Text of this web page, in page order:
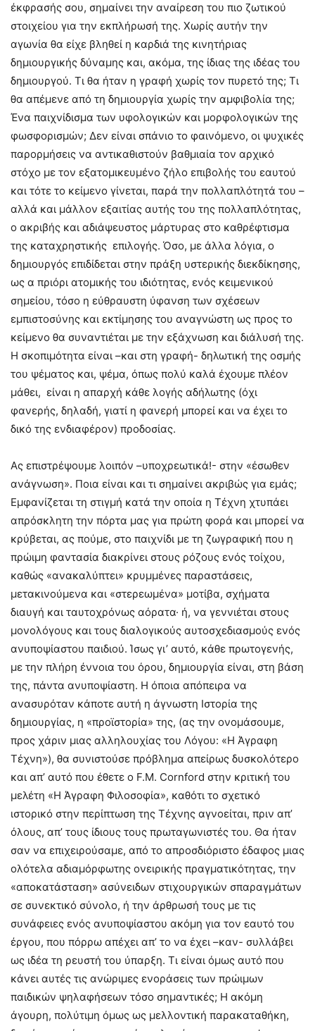
έκφρασής σου, σημαίνει την αναίρεση του πιο ζωτικού
στοιχείου για την εκπλήρωσή της. Χωρίς αυτήν την
αγωνία θα είχε βληθεί η καρδιά της κινητήριας
δημιουργικής δύναμης και, ακόμα, της ίδιας της ιδέας του
δημιουργού. Τι θα ήταν η γραφή χωρίς τον πυρετό της; Τι
θα απέμενε από τη δημιουργία χωρίς την αμφιβολία της;
Ένα παιχνίδισμα των υφολογικών και μορφολογικών της
φωσφορισμών; Δεν είναι σπάνιο το φαινόμενο, οι ψυχικές
παρορμήσεις να αντικαθιστούν βαθμιαία τον αρχικό
στόχο με τον εξατομικευμένο ζήλο επιβολής του εαυτού
και τότε το κείμενο γίνεται, παρά την πολλαπλότητά του –
αλλά και μάλλον εξαιτίας αυτής του της πολλαπλότητας,
ο ακριβής και αδιάψευστος μάρτυρας στο καθρέφτισμα
της καταχρηστικής επιλογής. Όσο, με άλλα λόγια, ο
δημιουργός επιδίδεται στην πράξη υστερικής διεκδίκησης,
ως α πριόρι ατομικής του ιδιότητας, ενός κειμενικού
σημείου, τόσο η εύθραυστη ύφανση των σχέσεων
εμπιστοσύνης και εκτίμησης του αναγνώστη ως προς το
κείμενο θα συναντιέται με την εξάχνωση και διάλυσή της.
Η σκοπιμότητα είναι –και στη γραφή- δηλωτική της οσμής
του ψέματος και, ψέμα, όπως πολύ καλά έχουμε πλέον
μάθει, είναι η απαρχή κάθε λογής αδήλωτης (όχι
φανερής, δηλαδή, γιατί η φανερή μπορεί και να έχει το
δικό της ενδιαφέρον) προδοσίας.
Ας επιστρέψουμε λοιπόν –υποχρεωτικά!- στην «έσωθεν
ανάγνωση». Ποια είναι και τι σημαίνει ακριβώς για εμάς;
Εμφανίζεται τη στιγμή κατά την οποία η Τέχνη χτυπάει
απρόσκλητη την πόρτα μας για πρώτη φορά και μπορεί να
κρύβεται, ας πούμε, στο παιχνίδι με τη ζωγραφική που η
πρώιμη φαντασία διακρίνει στους ρόζους ενός τοίχου,
καθώς «ανακαλύπτει» κρυμμένες παραστάσεις,
μετακινούμενα και «στερεωμένα» μοτίβα, σχήματα
διαυγή και ταυτοχρόνως αόρατα· ή, να γεννιέται στους
μονολόγους και τους διαλογικούς αυτοσχεδιασμούς ενός
ανυποψίαστου παιδιού. Ίσως γι’ αυτό, κάθε πρωτογενής,
με την πλήρη έννοια του όρου, δημιουργία είναι, στη βάση
της, πάντα ανυποψίαστη. Η όποια απόπειρα να
ανασυρόταν κάποτε αυτή η άγνωστη Ιστορία της
δημιουργίας, η «προϊστορία» της, (ας την ονομάσουμε,
προς χάριν μιας αλληλουχίας του Λόγου: «Η Άγραφη
Τέχνη»), θα συνιστούσε πρόβλημα απείρως δυσκολότερο
και απ’ αυτό που έθετε ο F.M. Cornford στην κριτική του
μελέτη «Η Άγραφη Φιλοσοφία», καθότι το σχετικό
ιστορικό στην περίπτωση της Τέχνης αγνοείται, πριν απ’
όλους, απ’ τους ίδιους τους πρωταγωνιστές του. Θα ήταν
σαν να επιχειρούσαμε, από το απροσδιόριστο έδαφος μιας
ολότελα αδιαμόρφωτης ονειρικής πραγματικότητας, την
«αποκατάσταση» ασύνειδων στιχουργικών σπαραγμάτων
σε συνεκτικό σύνολο, ή την άρθρωσή τους με τις
συνάφειες ενός ανυποψίαστου ακόμη για τον εαυτό του
έργου, που πόρρω απέχει απ’ το να έχει –καν- συλλάβει
ως ιδέα τη ρευστή του ύπαρξη. Τι είναι όμως αυτό που
κάνει αυτές τις ανώριμες ενοράσεις των πρώιμων
παιδικών ψηλαφήσεων τόσο σημαντικές; Η ακόμη
άγουρη, πολύτιμη όμως ως μελλοντική παρακαταθήκη,